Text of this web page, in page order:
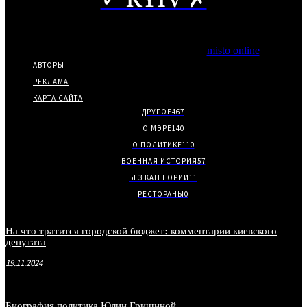
misto online
АВТОРЫ
РЕКЛАМА
КАРТА САЙТА
ДРУГОЕ467
О МЭРЕ140
О ПОЛИТИКЕ110
ВОЕННАЯ ИСТОРИЯ57
БЕЗ КАТЕГОРИИ11
РЕСТОРАНЫ0
На что тратится городской бюджет: комментарии киевского
депутата
19.11.2024